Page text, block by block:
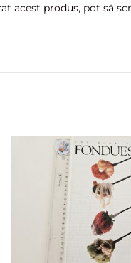
acest produs, pot să